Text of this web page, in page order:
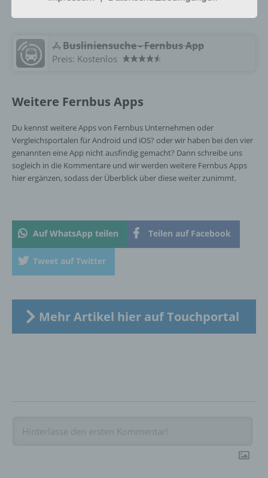
‎Busliniensuche - Fernbus App
Preis: Kostenlos
Weitere Fernbus Apps
Du kennst weitere Apps von Fernbus Unternehmen oder
Vergleichsportalen für Android und iOS? oder wir haben bei den vier
genannten eine App nicht ausfindig gemacht? Dann schreibe uns
sogleich in die Kommentare und wir werden weitere Fernbus Apps
hier ergänzen, sodass der Überblick über diese weiter zunimmt.
Auf WhatsApp teilen Teilen auf Facebook
Tweet auf Twitter
Mehr Artikel hier auf Touchportal
personenbezogener Daten mit dem Ziel, ihre
künftige Verarbeitung einzuschränken.
Verarbeitung personenbezogener Daten, die
darin besteht, dass diese
personenbezogenen Daten verwendet
werden, um bestimmte persönliche Aspekte,
die sich auf eine natürliche Person beziehen,
Interessen, Zuverlässigkeit, Verhalten,
Aufenthaltsort oder Ortswechsel dieser
vorherzusagen.
Pseudonymisierung ist die Verarbeitung
und technischen und organisatorischen